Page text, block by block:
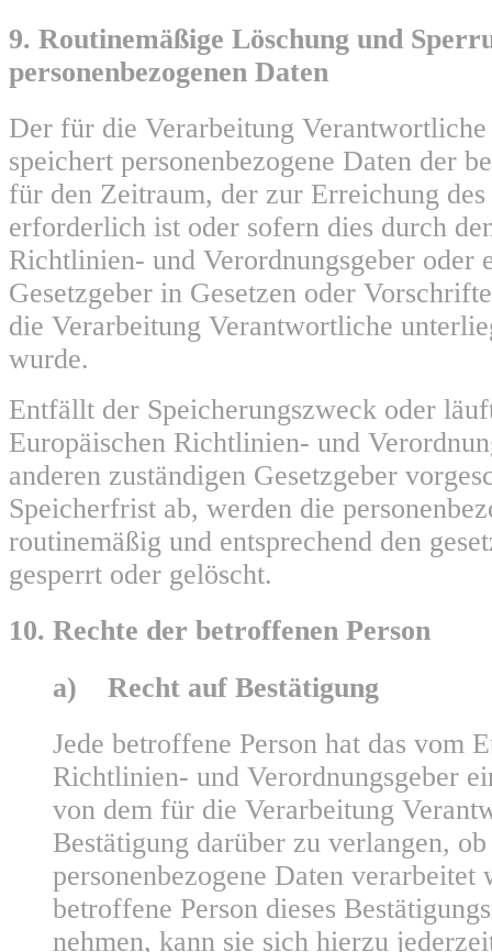
9. Routinemäßige Löschung und
personenbezogenen Daten
Der für die Verarbeitung
speichert personenbezogene Daten der
für den Zeitraum, der zur Erreichung
erforderlich ist oder sofern dies durch
Richtlinien- und Verordnungsgeber oder
Gesetzgeber in Gesetzen oder
die Verarbeitung Verantwortliche
wurde.
Entfällt der Speicherungszweck oder
Europäischen Richtlinien- und
anderen zuständigen Gesetzgeber
Speicherfrist ab, werden die
routinemäßig und entsprechend den
gesperrt oder gelöscht.
10. Rechte der betroffenen Person
a) Recht auf Bestätigung
Jede betroffene Person hat das vom
Richtlinien- und Verordnungsgeber
von dem für die Verarbeitung
Bestätigung darüber zu verlangen,
personenbezogene Daten verarbeitet
betroffene Person dieses
nehmen, kann sie sich hierzu